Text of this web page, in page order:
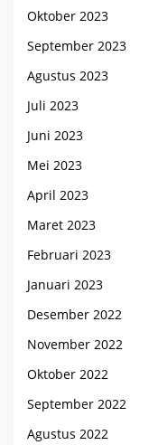
Oktober 2023
September 2023
Agustus 2023
Juli 2023
Juni 2023
Mei 2023
April 2023
Maret 2023
Februari 2023
Januari 2023
Desember 2022
November 2022
Oktober 2022
September 2022
Agustus 2022